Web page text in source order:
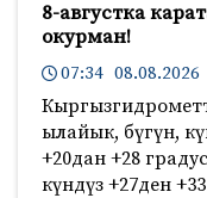
8-августка
окурман!
07:34 08.08.2026
ылайык, бүгүн,
+20дан +28
күндүз +27ден